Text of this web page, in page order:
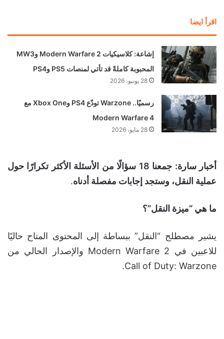
اقرأ ايضا
إشاعة: كلاسيكيات Modern Warfare 2 وMW3
المحبوبة كاملةً قد تأتي لمنصات PS5 وPS4
28 يونيو، 2026
رسميًا.. Warzone تودّع PS4 وXbox One مع
Modern Warfare 4
28 مايو، 2026
أخبار سارة: جمعنا 18 سؤالًا من الأسئلة الأكثر تكرارًا حول
عملية النقل، وستجد إجابات مفصلة أدناه.
ما هي “ميزة النقل”؟
يشير مصطلح “النقل” ببساطة إلى المحتوى المتاح حاليًا
للاعبين في Modern Warfare 2 والإصدار الحالي من
Call of Duty: Warzone.